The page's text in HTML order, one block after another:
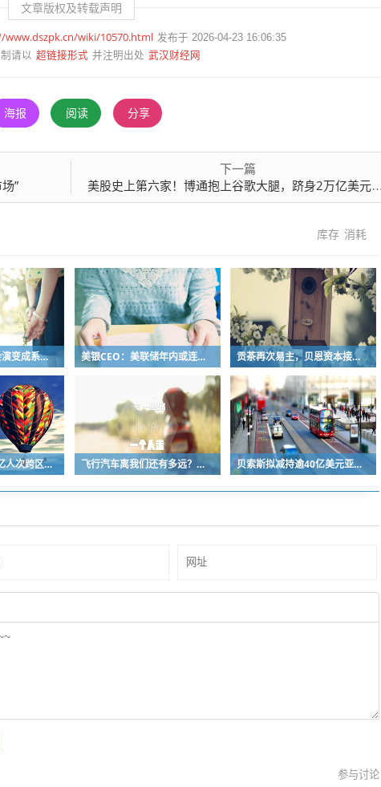
文章版权及转载声明
www.dszpk.cn/wiki/10570.html 发布于 2026-04-23 16:06:35
请以 超链接形式 并注明出处 武汉财经网
海报 阅读 分享
”
下一篇
美股史上第六家！博通抱上谷歌大腿，跻身2万亿美元市值俱乐部
库存 消耗
韩国股市大跌，会演变成系统性金融风暴吗？惠誉：短期影响有限，但房地产和券商值得警惕 美银CEO：美联储年内或连加三次息，但AI投资不会因高利率踩刹车 贡茶再次易主，贝恩资本接盘“新茶饮祖师爷”全球网络
春运第一周 超14亿人次跨区域出行 飞行汽车离我们还有多远？新网银行直播间揭秘低空经济新风口 贝索斯拟减持逾40亿美元亚马逊股票，首批已套现3.5亿
参与讨论